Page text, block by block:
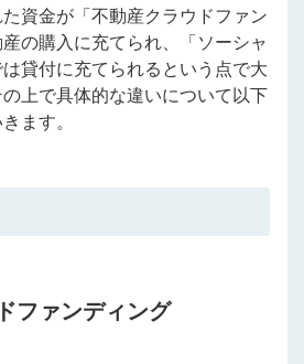
資金が「不動産クラウドファン
の購入に充てられ、「ソーシャ
貸付に充てられるという点で大
上で具体的な違いについて以下
ます。
ファンディング